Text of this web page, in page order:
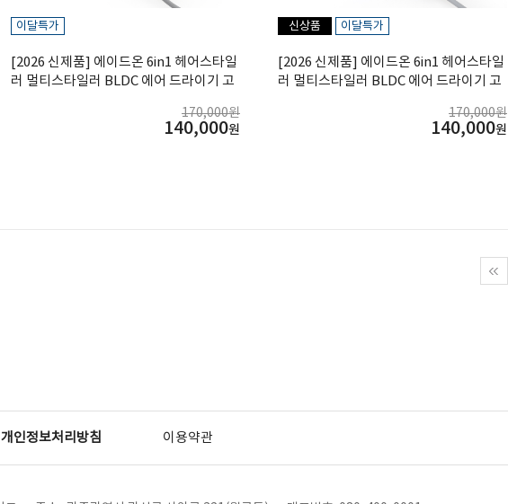
이달특가
[2026 신제품] 에이드온 6in1 헤어스타일
러 멀티스타일러 BLDC 에어 드라이기 고
170,000원
140,000원
신상품 이달특가
[2026 신제품] 에이드온 6in1 헤어스타일
러 멀티스타일러 BLDC 에어 드라이기 고
170,000원
140,000원
개인정보처리방침 이용약관